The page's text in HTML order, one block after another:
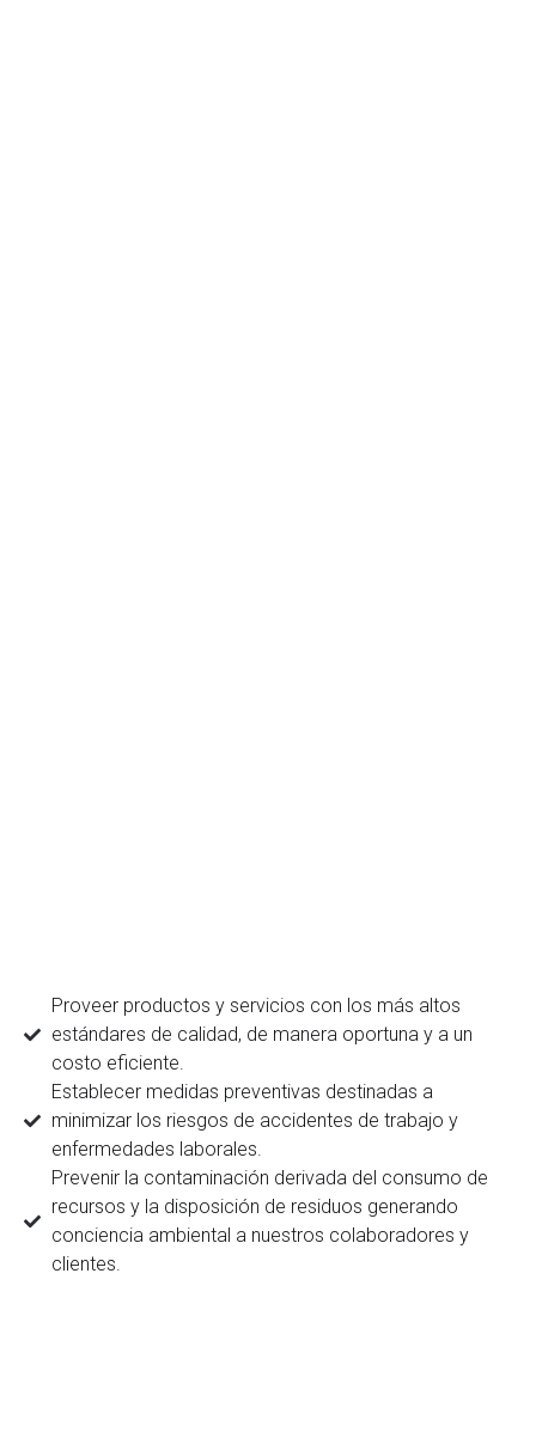
Proveer productos y servicios con los más altos
estándares de calidad, de manera oportuna y a un
costo eficiente.
Establecer medidas preventivas destinadas a
minimizar los riesgos de accidentes de trabajo y
enfermedades laborales.
Prevenir la contaminación derivada del consumo de
recursos y la disposición de residuos generando
conciencia ambiental a nuestros colaboradores y
clientes.